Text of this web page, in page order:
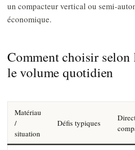
un compacteur vertical ou semi-
économique.
Comment choisir selon
le volume quotidien
Matériau
/
situation
Défis typiques